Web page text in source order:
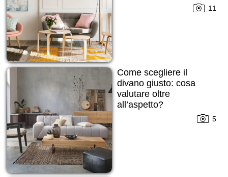
11
Come scegliere il
divano giusto: cosa
valutare oltre
all’aspetto?
5